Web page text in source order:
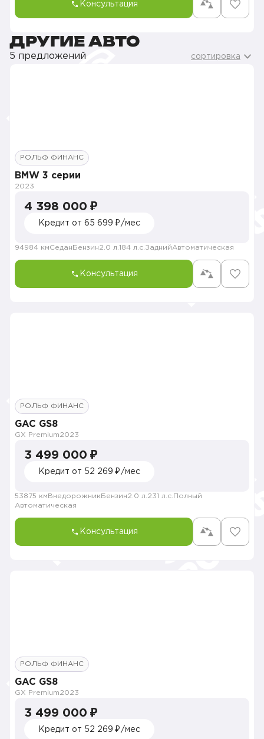
Консультация
ДРУГИЕ АВТО
5 предложений сортировка
РОЛЬФ ФИНАНС
BMW 3 серии
2023
4 398 000 ₽
Кредит от 65 699 ₽/мес
94984 кмСедан Бензин2.0 л. 184 л.с. ЗаднийАвтоматическая
Консультация
РОЛЬФ ФИНАНС
GAC GS8
GX Premium2023
3 499 000 ₽
Кредит от 52 269 ₽/мес
53875 км Внедорожник Бензин2.0 л. 231 л.с. Полный
Автоматическая
Консультация
РОЛЬФ ФИНАНС
GAC GS8
GX Premium2023
3 499 000 ₽
Кредит от 52 269 ₽/мес